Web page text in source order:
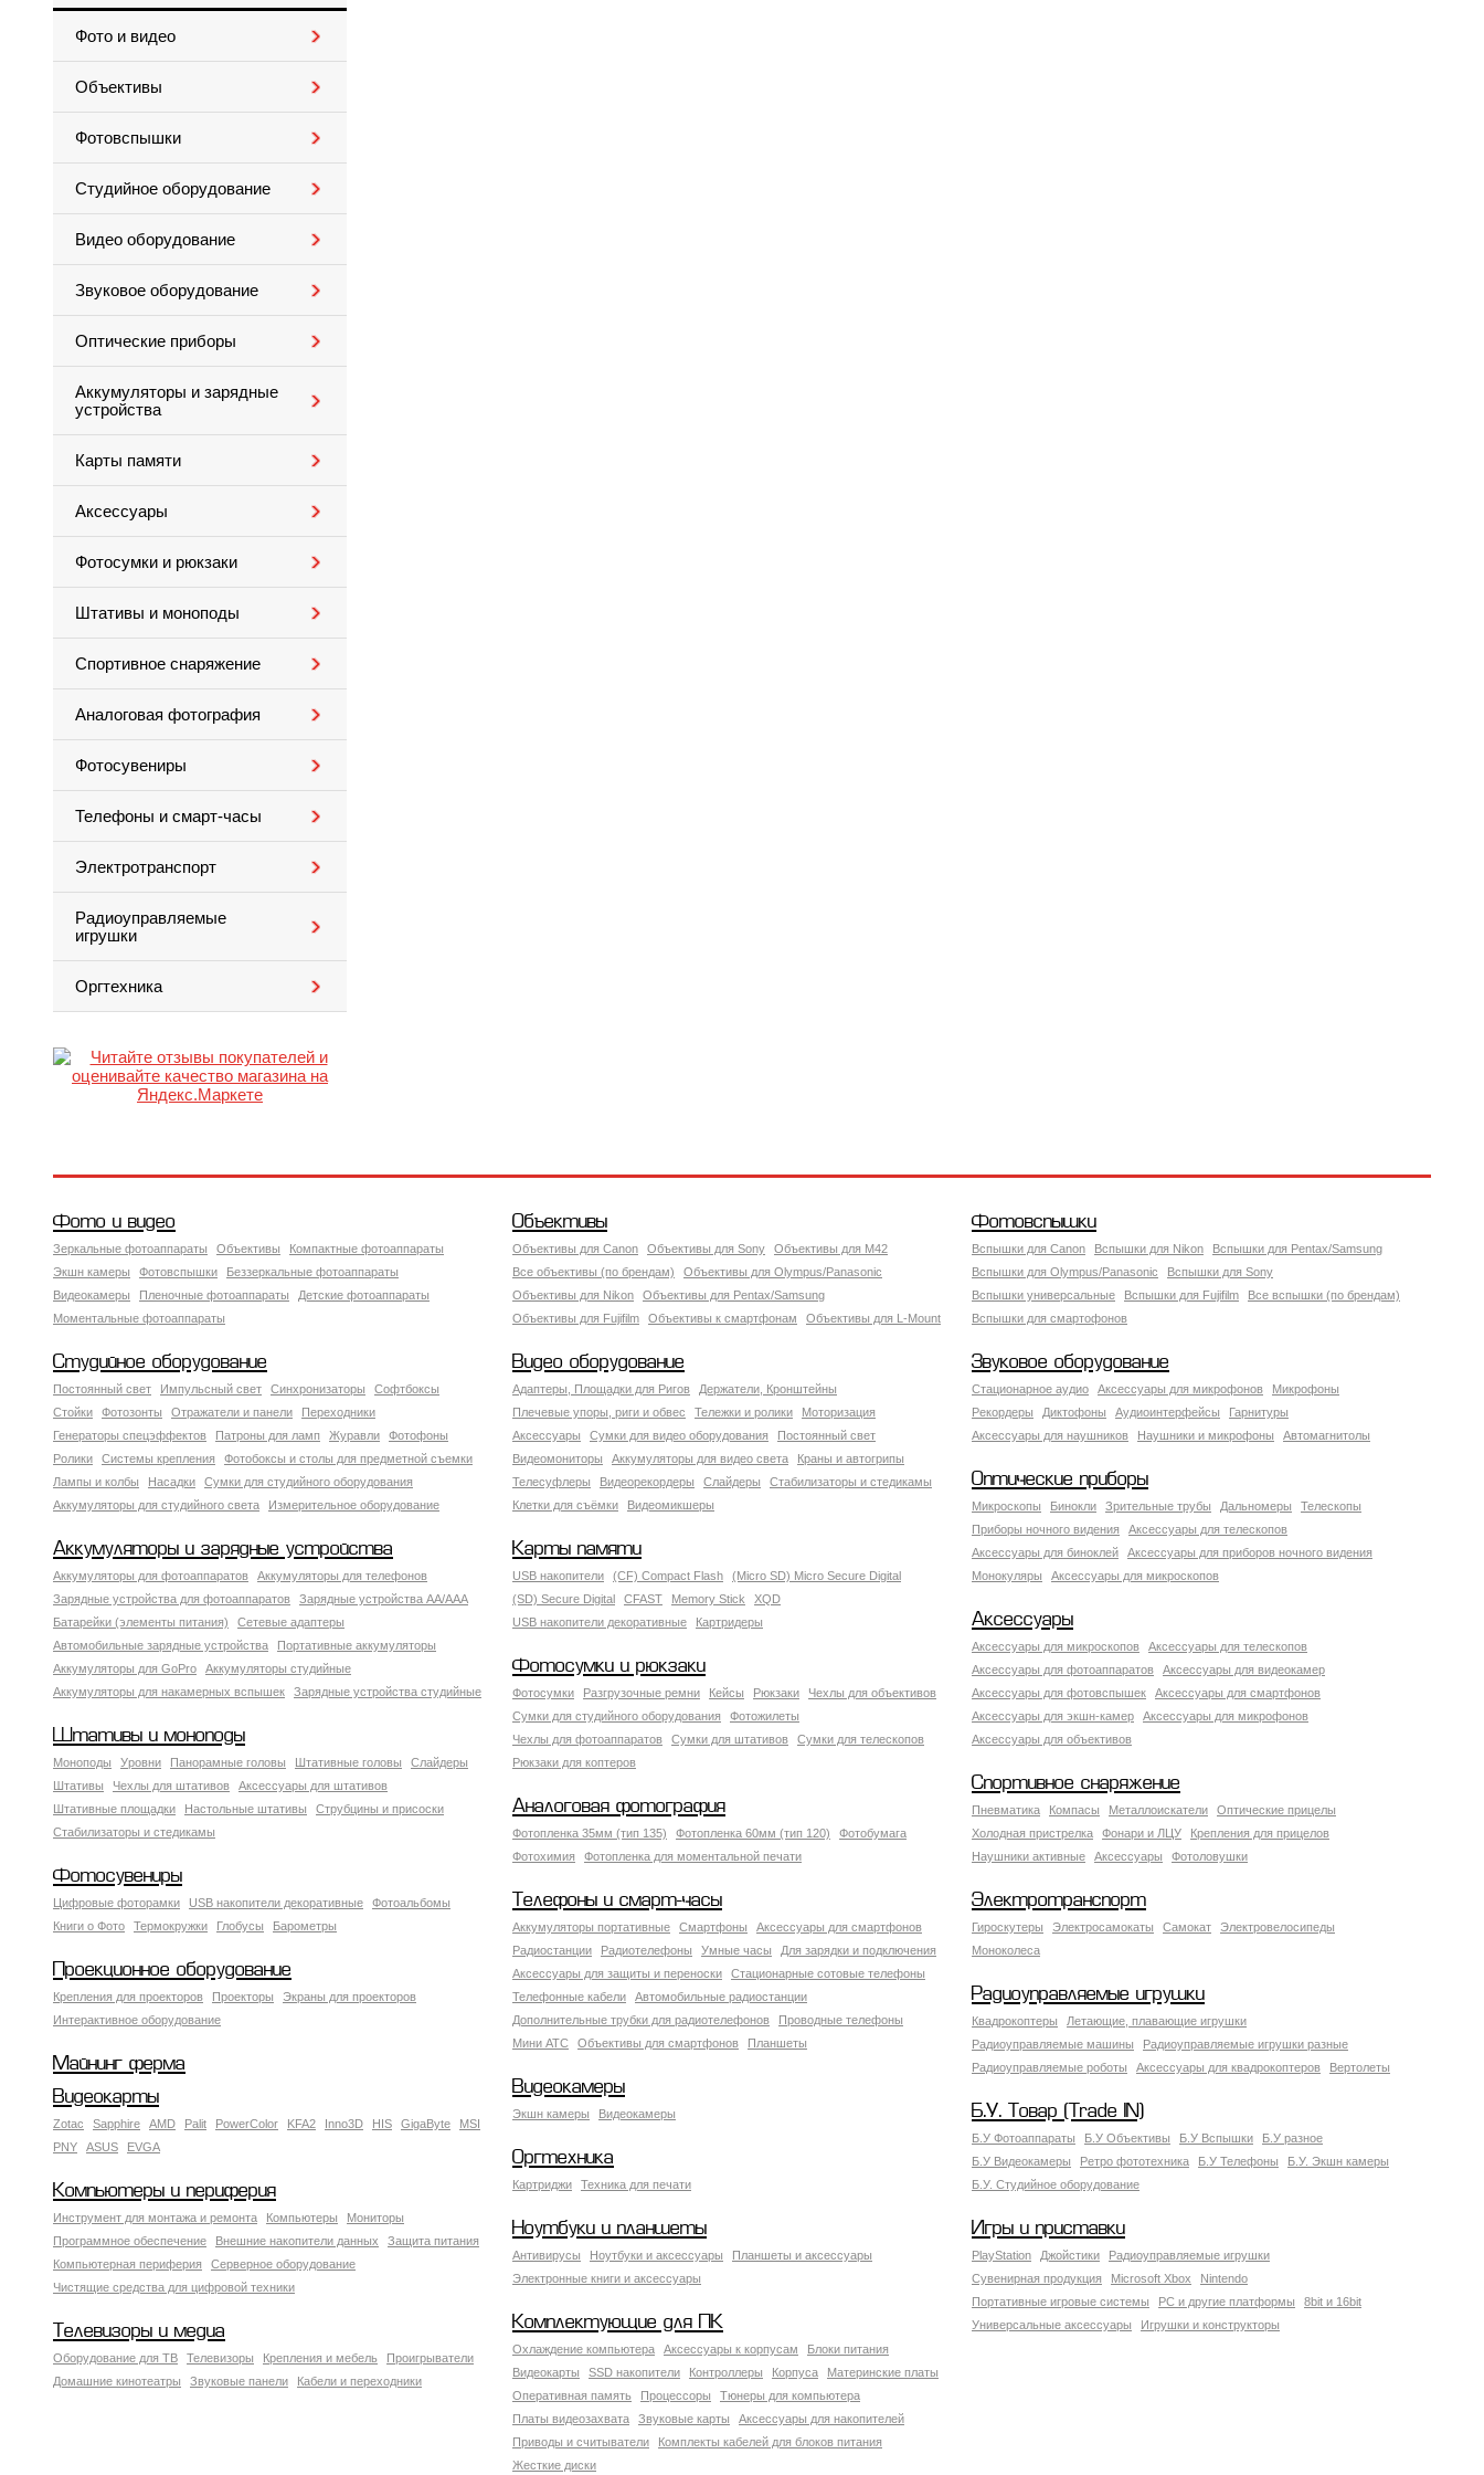
Фото и видео
Объективы
Фотовспышки
Студийное оборудование
Видео оборудование
Звуковое оборудование
Оптические приборы
Аккумуляторы и зарядные
устройства
Карты памяти
Аксессуары
Фотосумки и рюкзаки
Штативы и моноподы
Спортивное снаряжение
Аналоговая фотография
Фотосувениры
Телефоны и смарт-часы
Электротранспорт
Радиоуправляемые
игрушки
Оргтехника
Фото и видео
Зеркальные фотоаппараты Объективы
Компактные фотоаппараты
Экшн камеры
Фотовспышки
Беззеркальные фотоаппараты
Видеокамеры
Пленочные фотоаппараты
Детские фотоаппараты
Моментальные фотоаппараты
Объективы
Объективы для Canon Объективы для Sony
Объективы для M42
Все объективы (по брендам)
Объективы для Olympus/Panasonic
Объективы для Nikon
Объективы для Pentax/Samsung
Объективы для Fujifilm
Объективы к смартфонам Объективы для L-Mount
Фотовспышки
Вспышки для Canon Вспышки для Nikon
Вспышки для Pentax/Samsung
Вспышки для Olympus/Panasonic
Вспышки для Sony
Вспышки универсальные
Вспышки для Fujifilm
Все вспышки (по брендам)
Вспышки для смартофонов
Студийное оборудование
Постоянный свет Импульсный свет Синхронизаторы
Софтбоксы
Стойки
Фотозонты Отражатели и панели
Переходники
Генераторы спецэффектов
Патроны для ламп Журавли
Фотофоны
Ролики
Системы крепления
Фотобоксы и столы для предметной съемки
Лампы и колбы
Насадки
Сумки для студийного оборудования
Аккумуляторы для студийного света
Измерительное оборудование
Видео оборудование
Адаптеры, Площадки для Ригов
Держатели, Кронштейны
Плечевые упоры, риги и обвес
Тележки и ролики
Моторизация
Аксессуары
Сумки для видео оборудования
Постоянный свет
Видеомониторы
Аккумуляторы для видео света
Краны и автогрипы
Телесуфлеры
Видеорекордеры Слайдеры
Стабилизаторы и стедикамы
Клетки для съёмки
Видеомикшеры
Звуковое оборудование
Стационарное аудио Аксессуары для микрофонов
Микрофоны
Рекордеры
Диктофоны Аудиоинтерфейсы
Гарнитуры
Аксессуары для наушников
Наушники и микрофоны Автомагнитолы
Оптические приборы
Микроскопы Бинокли Зрительные трубы Дальномеры
Телескопы
Приборы ночного видения
Аксессуары для телескопов
Аксессуары для биноклей
Аксессуары для приборов ночного видения
Монокуляры
Аксессуары для микроскопов
Аккумуляторы и зарядные устройства
Аккумуляторы для фотоаппаратов
Аккумуляторы для телефонов
Зарядные устройства для фотоаппаратов
Зарядные устройства AA/AAA
Батарейки (элементы питания)
Сетевые адаптеры
Автомобильные зарядные устройства
Портативные аккумуляторы
Аккумуляторы для GoPro
Аккумуляторы студийные
Аккумуляторы для накамерных вспышек
Зарядные устройства студийные
Карты памяти
USB накопители (CF) Compact Flash
(Micro SD) Micro Secure Digital
(SD) Secure Digital
CFAST Memory Stick
XQD
USB накопители декоративные
Картридеры Аксессуары
Аксессуары для микроскопов
Аксессуары для телескопов
Аксессуары для фотоаппаратов
Аксессуары для видеокамер
Аксессуары для фотовспышек
Аксессуары для смартфонов
Аксессуары для экшн-камер
Аксессуары для микрофонов
Аксессуары для объективов
Фотосумки и рюкзаки
Фотосумки Разгрузочные ремни Кейсы Рюкзаки
Чехлы для объективов
Сумки для студийного оборудования
Фотожилеты
Чехлы для фотоаппаратов
Сумки для штативов
Сумки для телескопов
Рюкзаки для коптеров
Штативы и моноподы
Моноподы Уровни Панорамные головы Штативные головы
Слайдеры
Штативы
Чехлы для штативов
Аксессуары для штативов
Штативные площадки
Настольные штативы
Струбцины и присоски
Стабилизаторы и стедикамы
Спортивное снаряжение
Пневматика Компасы Металлоискатели
Оптические прицелы
Холодная пристрелка
Фонари и ЛЦУ
Крепления для прицелов
Наушники активные
Аксессуары Фотоловушки
Аналоговая фотография
Фотопленка 35мм (тип 135) Фотопленка 60мм (тип 120)
Фотобумага
Фотохимия
Фотопленка для моментальной печати
Фотосувениры
Цифровые фоторамки USB накопители декоративные
Фотоальбомы
Книги о Фото
Термокружки Глобусы Барометры
Телефоны и смарт-часы
Аккумуляторы портативные Смартфоны
Аксессуары для смартфонов
Радиостанции
Радиотелефоны Умные часы
Для зарядки и подключения
Аксессуары для защиты и переноски
Стационарные сотовые телефоны
Телефонные кабели
Автомобильные радиостанции
Дополнительные трубки для радиотелефонов
Проводные телефоны
Мини АТС
Объективы для смартфонов Планшеты
Электротранспорт
Гироскутеры Электросамокаты Самокат
Электровелосипеды
Моноколеса
Проекционное оборудование
Крепления для проекторов Проекторы
Экраны для проекторов
Интерактивное оборудование
Радиоуправляемые игрушки
Квадрокоптеры
Летающие, плавающие игрушки
Радиоуправляемые машины
Радиоуправляемые игрушки разные
Радиоуправляемые роботы
Аксессуары для квадрокоптеров Вертолеты
Майнинг ферма
Видеокамеры
Экшн камеры Видеокамеры
Видеокарты
Zotac Sapphire AMD Palit PowerColor KFA2 Inno3D HIS GigaByte
MSI
PNY
ASUS EVGA
Б.У. Товар (Trade IN)
Б.У Фотоаппараты Б.У Объективы Б.У Вспышки
Б.У разное
Б.У Видеокамеры
Ретро фототехника Б.У Телефоны
Б.У. Экшн камеры
Б.У. Студийное оборудование
Оргтехника
Картриджи Техника для печати
Компьютеры и периферия
Инструмент для монтажа и ремонта Компьютеры
Мониторы
Программное обеспечение
Внешние накопители данных
Защита питания
Компьютерная периферия
Серверное оборудование
Чистящие средства для цифровой техники
Ноутбуки и планшеты
Антивирусы Ноутбуки и аксессуары
Планшеты и аксессуары
Электронные книги и аксессуары
Игры и приставки
PlayStation Джойстики
Радиоуправляемые игрушки
Сувенирная продукция
Microsoft Xbox
Nintendo
Портативные игровые системы
PC и другие платформы
8bit и 16bit
Универсальные аксессуары
Игрушки и конструкторы
Комплектующие для ПК
Охлаждение компьютера Аксессуары к корпусам
Блоки питания
Видеокарты
SSD накопители Контроллеры Корпуса
Материнские платы
Оперативная память
Процессоры
Тюнеры для компьютера
Платы видеозахвата
Звуковые карты
Аксессуары для накопителей
Приводы и считыватели
Комплекты кабелей для блоков питания
Жесткие диски
Телевизоры и медиа
Оборудование для ТВ Телевизоры Крепления и мебель
Проигрыватели
Домашние кинотеатры
Звуковые панели Кабели и переходники